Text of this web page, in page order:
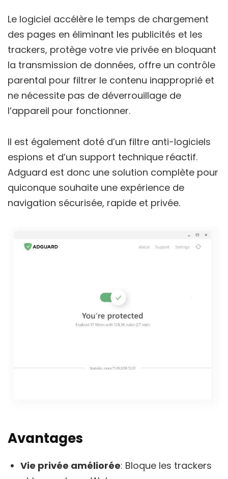
Le logiciel accélère le temps de chargement
des pages en éliminant les publicités et les
trackers, protège votre vie privée en bloquant
la transmission de données, offre un contrôle
parental pour filtrer le contenu inapproprié et
ne nécessite pas de déverrouillage de
l’appareil pour fonctionner.
Il est également doté d’un filtre anti-logiciels
espions et d’un support technique réactif.
Adguard est donc une solution complète pour
quiconque souhaite une expérience de
navigation sécurisée, rapide et privée.
Avantages
Vie privée améliorée: Bloque les trackers